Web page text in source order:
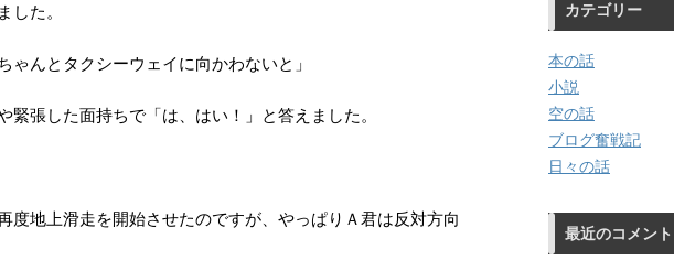
した。
ゃんとタクシーウェイに向かわないと」
緊張した面持ちで「は、はい！」と答えました。
度地上滑走を開始させたのですが、やっぱりＡ君は反対方向
カテゴリー
本の話
小説
空の話
ブログ奮戦記
日々の話
最近のコメント